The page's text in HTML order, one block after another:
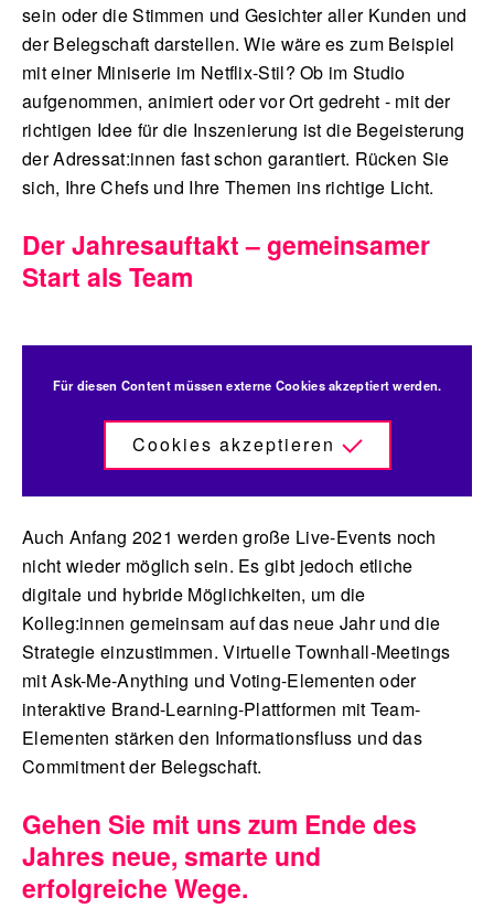
sein oder die Stimmen und Gesichter aller Kunden und
der Belegschaft darstellen. Wie wäre es zum Beispiel
mit einer Miniserie im Netflix-Stil? Ob im Studio
aufgenommen, animiert oder vor Ort gedreht - mit der
richtigen Idee für die Inszenierung ist die Begeisterung
der Adressat:innen fast schon garantiert. Rücken Sie
sich, Ihre Chefs und Ihre Themen ins richtige Licht.
Der Jahresauftakt – gemeinsamer
Start als Team
Für diesen Content müssen externe Cookies akzeptiert werden.
Cookies akzeptieren
Auch Anfang 2021 werden große Live-Events noch
nicht wieder möglich sein. Es gibt jedoch etliche
digitale und hybride Möglichkeiten, um die
Kolleg:innen gemeinsam auf das neue Jahr und die
Strategie einzustimmen. Virtuelle Townhall-Meetings
mit Ask-Me-Anything und Voting-Elementen oder
interaktive Brand-Learning-Plattformen mit Team-
Elementen stärken den Informationsfluss und das
Commitment der Belegschaft.
Gehen Sie mit uns zum Ende des
Jahres neue, smarte und
erfolgreiche Wege.